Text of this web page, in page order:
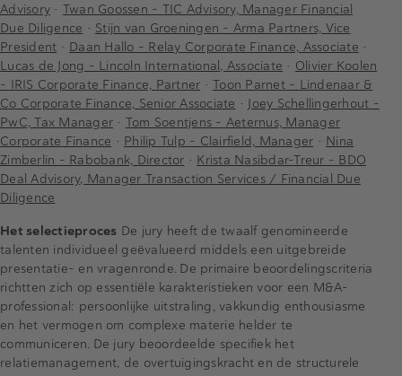
Advisory • Twan Goossen - TIC Advisory, Manager Financial
Due Diligence • Stijn van Groeningen - Arma Partners, Vice
President • Daan Hallo - Relay Corporate Finance, Associate •
Lucas de Jong - Lincoln International, Associate • Olivier Koolen
- IRIS Corporate Finance, Partner • Toon Parnet - Lindenaar &
Co Corporate Finance, Senior Associate • Joey Schellingerhout -
PwC, Tax Manager • Tom Soentjens - Aeternus, Manager
Corporate Finance • Philip Tulp - Clairfield, Manager • Nina
Zimberlin - Rabobank, Director • Krista Nasibdar-Treur - BDO
Deal Advisory, Manager Transaction Services / Financial Due
Diligence
Het selectieproces De jury heeft de twaalf genomineerde
talenten individueel geëvalueerd middels een uitgebreide
presentatie- en vragenronde. De primaire beoordelingscriteria
richtten zich op essentiële karakteristieken voor een M&A-
professional: persoonlijke uitstraling, vakkundig enthousiasme
en het vermogen om complexe materie helder te
communiceren. De jury beoordeelde specifiek het
relatiemanagement, de overtuigingskracht en de structurele